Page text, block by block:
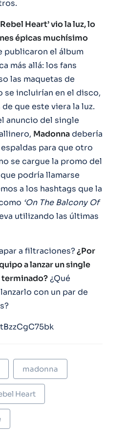
Heart’ vio la luz, lo
épicas muchísimo
publicaron el álbum
más allá: los fans
las maquetas de
se incluirían en el disco,
que este viera la luz.
anuncio del single
Madonnadebería
para que otro
se cargue la promo del
podría llamarse
a los hashtags que la
‘On The Balcony Of
utilizando las últimas
a filtraciones?¿Por
a lanzar un single
terminado?¿Qué
con un par de
madonna
Heart